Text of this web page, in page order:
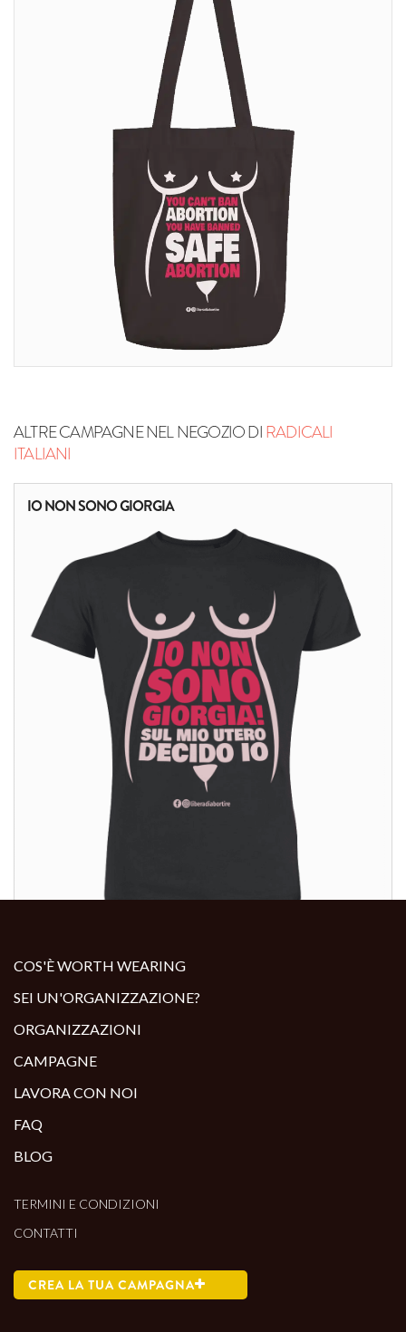
ALTRE CAMPAGNE NEL NEGOZIO DIRADICALI
ITALIANI
IO NON SONO GIORGIA
COS'È WORTH WEARING
SEI UN'ORGANIZZAZIONE?
ORGANIZZAZIONI
CAMPAGNE
LAVORA CON NOI
FAQ
BLOG
TERMINI E CONDIZIONI
CONTATTI
CREA LA TUA CAMPAGNA